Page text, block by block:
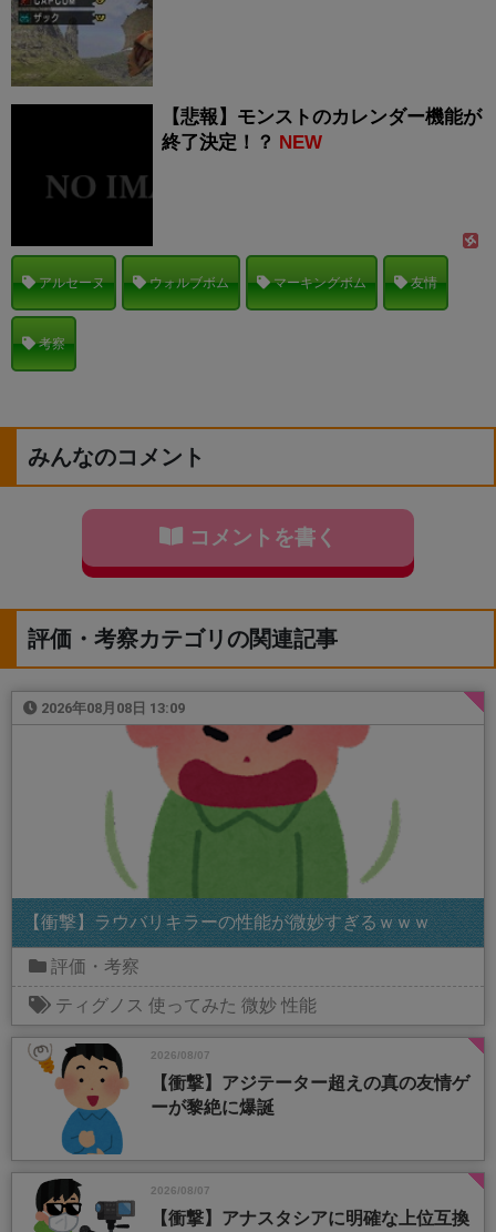
【悲報】モンストのカレンダー機能が
終了決定！？ NEW
アルセーヌ ウォルブボム マーキングボム 友情
考察
みんなのコメント
コメントを書く
評価・考察カテゴリの関連記事
2026年08月08日 13:09
【衝撃】ラウバリキラーの性能が微妙すぎるｗｗｗ
評価・考察
ティグノス 使ってみた 微妙 性能
2026/08/07
【衝撃】アジテーター超えの真の友情ゲ
ーが黎絶に爆誕
2026/08/07
【衝撃】アナスタシアに明確な上位互換